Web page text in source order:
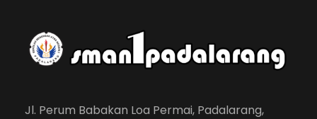
Jl. Perum Babakan Loa Permai, Padalarang,